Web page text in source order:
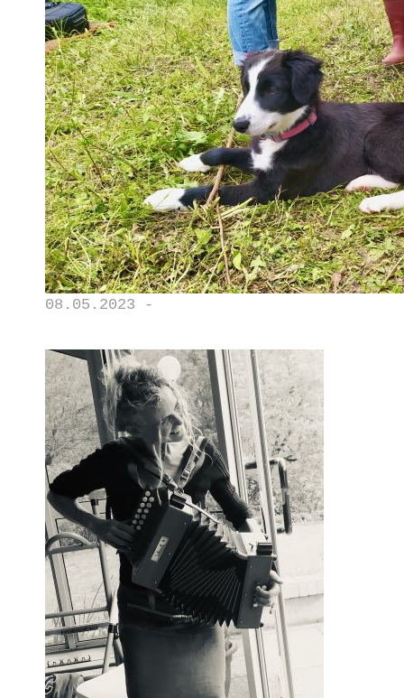
08.05.2023 -